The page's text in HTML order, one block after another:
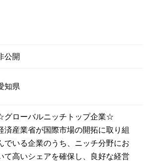
公開
知県
グローバルニッチトップ企業☆
済産業省が国際市場の開拓に取り組
でいる企業のうち、ニッチ分野にお
て高いシェアを確保し、良好な経営